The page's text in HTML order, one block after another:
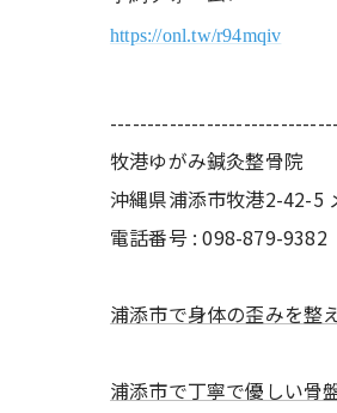
https://onl.tw/r94mqiv
牧港ゆがみ鍼灸整骨院
沖縄県浦添市牧港2-42-5
電話番号 : 098-879-9382
浦添市で身体の歪みを整
浦添市で丁寧で優しい骨